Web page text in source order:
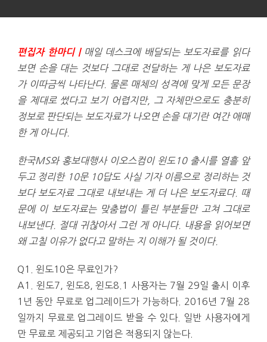
편집자 한마디 | 매일 데스크에 배달되는 보도자료를 읽다
보면 손을 대는 것보다 그대로 전달하는 게 나은 보도자료
가 이따금씩 나타난다. 물론 매체의 성격에 맞게 모든 문장
을 제대로 썼다고 보기 어렵지만, 그 자체만으로도 충분히
정보로 판단되는 보도자료가 나오면 손을 대기란 여간 애매
한 게 아니다.
한국MS와 홍보대행사 이오스컴이 윈도10 출시를 열흘 앞
두고 정리한 10문 10답도 사실 기자 이름으로 정리하는 것
보다 보도자료 그대로 내보내는 게 더 나은 보도자료다. 때
문에 이 보도자료는 맞춤법이 틀린 부분들만 고쳐 그대로
내보낸다. 절대 귀찮아서 그런 게 아니다. 내용을 읽어보면
왜 고칠 이유가 없다고 말하는 지 이해가 될 것이다.
Q1. 윈도10은 무료인가?
A1. 윈도7, 윈도8, 윈도8.1 사용자는 7월 29일 출시 이후
1년 동안 무료로 업그레이드가 가능하다. 2016년 7월 28
일까지 무료로 업그레이드 받을 수 있다. 일반 사용자에게
만 무료로 제공되고 기업은 적용되지 않는다.